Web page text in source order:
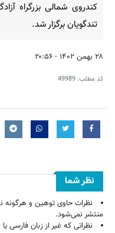
کندروی شمالی بزرگراه
تندگویان برگزار شد.
۲۸ بهمن ۱۴۰۲ - ۲۰:۵۶
کد مطلب: 49989
نظر شما
نظرات حاوی توهین و
منتشر نمی‌شود.
نظراتی که غیر از زبان فارسی